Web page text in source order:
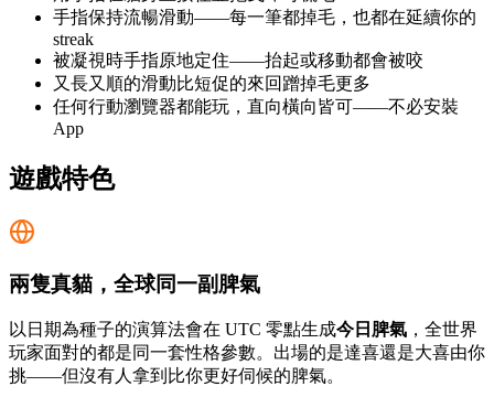
手指保持流暢滑動——每一筆都掉毛，也都在延續你的
streak
被凝視時手指原地定住——抬起或移動都會被咬
又長又順的滑動比短促的來回蹭掉毛更多
任何行動瀏覽器都能玩，直向橫向皆可——不必安裝
App
遊戲特色
兩隻真貓，全球同一副脾氣
以日期為種子的演算法會在 UTC 零點生成今日脾氣 ，全世界
玩家面對的都是同一套性格參數。出場的是達喜還是大喜由你
挑——但沒有人拿到比你更好伺候的脾氣。